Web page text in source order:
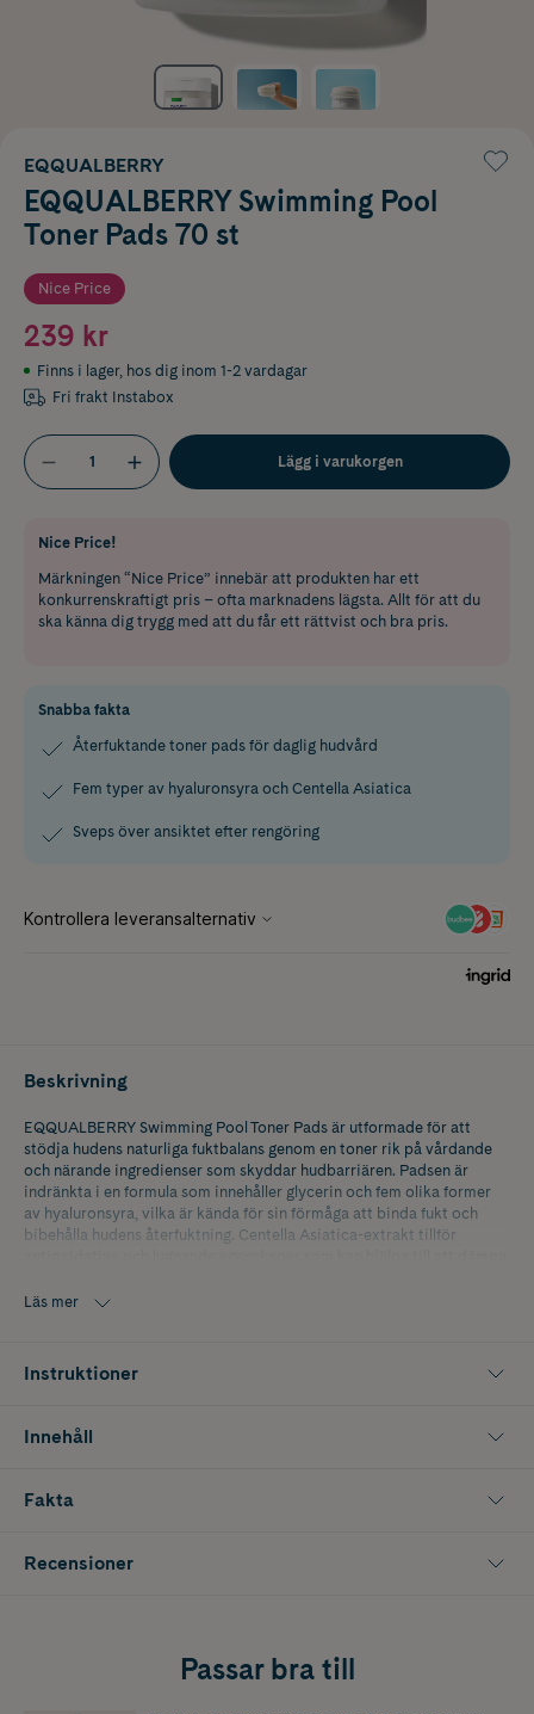
EQQUALBERRY
EQQUALBERRY Swimming Pool
Toner Pads 70 st
Nice Price
239 kr
Finns i lager, hos dig inom 1-2 vardagar
Fri frakt Instabox
Lägg i varukorgen
Nice Price!
Märkningen “Nice Price” innebär att produkten har ett
konkurrenskraftigt pris – ofta marknadens lägsta. Allt för att du
ska känna dig trygg med att du får ett rättvist och bra pris.
Snabba fakta
Återfuktande toner pads för daglig hudvård
Fem typer av hyaluronsyra och Centella Asiatica
Sveps över ansiktet efter rengöring
Beskrivning
EQQUALBERRY Swimming Pool Toner Pads är utformade för att
stödja hudens naturliga fuktbalans genom en toner rik på vårdande
och närande ingredienser som skyddar hudbarriären. Padsen är
indränkta i en formula som innehåller glycerin och fem olika former
av hyaluronsyra, vilka är kända för sin förmåga att binda fukt och
bibehålla hudens återfuktning. Centella Asiatica-extrakt tillför
sammansatt med en balanserad blandning av ingredienser som i
återfuktad, mjuk och smidig hud med en naturlig lyster. Padsen kan
även användas som en ansiktsmask.
K-Beauty är koreansk hudvård med naturliga och innovativa
ingredienser som ger snabba resultat.
Läs mer
Instruktioner
Innehåll
Fakta
Recensioner
Passar bra till